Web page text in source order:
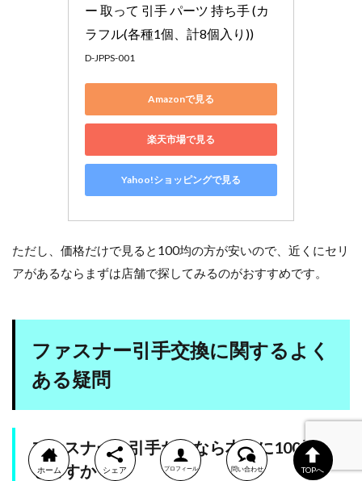
ー 取って 引手 パーツ 持ち手 (カ
ラフル(各種1個、計8個入り))
D-JPPS-001
Amazonで見る
楽天市場で見る
Yahoo!ショッピングで見る
ただし、価格だけで見ると100均の方が安いので、近くにセリ
アがあるならまずは店舗で探してみるのがおすすめです。
ファスナー引手交換に関するよく
ある疑問
ファスナーの引手だけなら本当に100均で直
せますか？
ホーム シェア プロフィール 問い合わせ TOPへ